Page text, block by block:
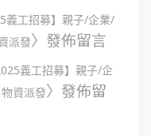
義工招募】親子/企業/
派發〉發佈留言
義工招募】親子/企
資派發〉發佈留